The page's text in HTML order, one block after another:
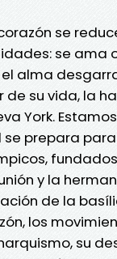
se
se ama
alma
de su vida, la
York.
se prepara
y la
de la
los
su